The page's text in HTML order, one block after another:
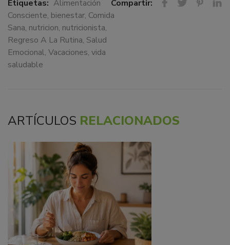
Etiquetas: Alimentación
Consciente, bienestar, Comida
Sana, nutricion, nutricionista,
Regreso A La Rutina, Salud
Emocional, Vacaciones, vida
saludable
Compartir:
ARTÍCULOS RELACIONADOS